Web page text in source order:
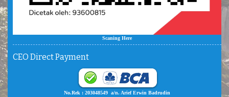
Scaning Here
CEO Direct Payment
No.Rek : 203048549 a/n. Arief Erwin Badrudin